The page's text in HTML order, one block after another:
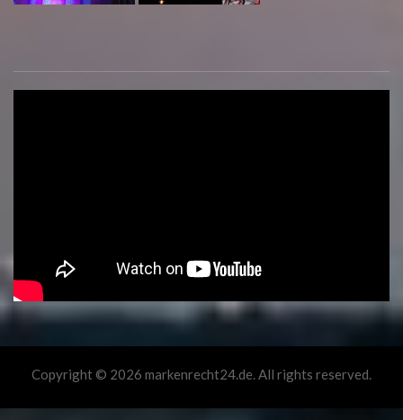
Copyright © 2026 markenrecht24.de. All rights reserved.